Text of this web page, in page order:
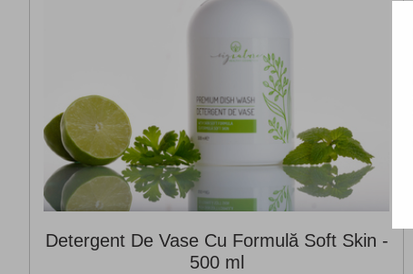
Detergent De Vase Cu Formulă Soft Skin -
500 ml